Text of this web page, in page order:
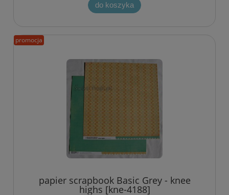
do koszyka
papier scrapbook Basic Grey - knee
highs [kne-4188]
promocja